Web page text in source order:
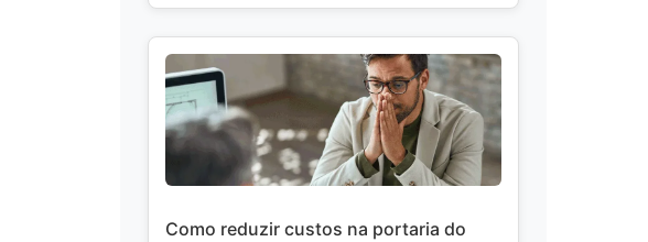
Como reduzir custos na portaria do